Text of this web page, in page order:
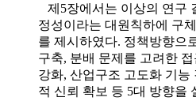
제5장에서는 이상의 연구
정성이라는 대원칙하에 구
를 제시하였다. 정책방향으
구축, 분배 문제를 고려한
강화, 산업구조 고도화 기능
적 신뢰 확보 등 5대 방향을